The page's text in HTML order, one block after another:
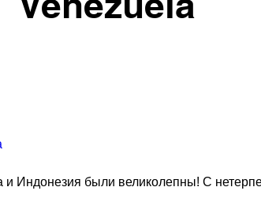
и Индонезия были великолепны! С